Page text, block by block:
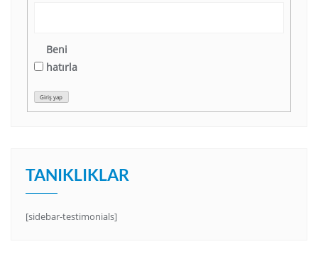
Beni
hatırla
Giriş yap
TANIKLIKLAR
[sidebar-testimonials]